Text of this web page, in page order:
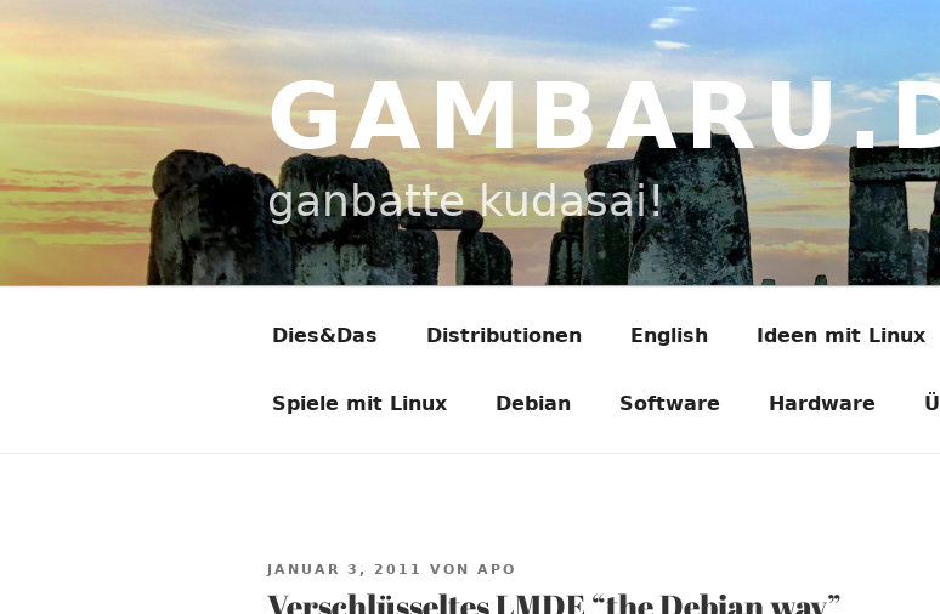
ganbatte kudasai!
Dies&Das Distributionen English Ideen mit Linux
Spiele mit Linux Debian Software Hardware
VERÖFFENTLICHT
JANUAR 3, 2011 VON APO
Verschlüsseltes LMDE “the Debian way”